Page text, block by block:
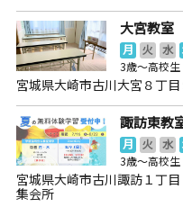
大宮教室
月 火 水
3歳～高校生
宮城県大崎市古川大宮８丁目
諏訪東教
月 火 水
3歳～高校生
宮城県大崎市古川諏訪１
集会所